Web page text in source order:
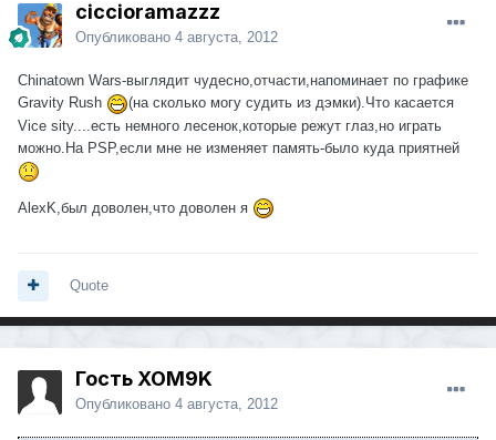
ciccioramazzz
Опубликовано 4 августа, 2012
Chinatown Wars-выглядит чудесно,отчасти,напоминает по графике
Gravity Rush
(на сколько могу судить из дэмки).Что касается
Vice sity....есть немного лесенок,которые режут глаз,но играть
можно.На PSP,если мне не изменяет память-было куда приятней
AlexK,был доволен,что доволен я
Quote
Гость XOM9K
Опубликовано 4 августа, 2012